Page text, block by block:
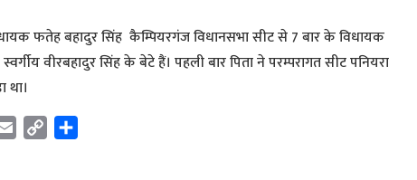
फतेह बहादुर सिंह कैम्पियरगंज विधानसभा सीट से 7 बार के विधायक
वीरबहादुर सिंह के बेटे हैं। पहली बार पिता ने परम्परागत सीट पनियरा
था।